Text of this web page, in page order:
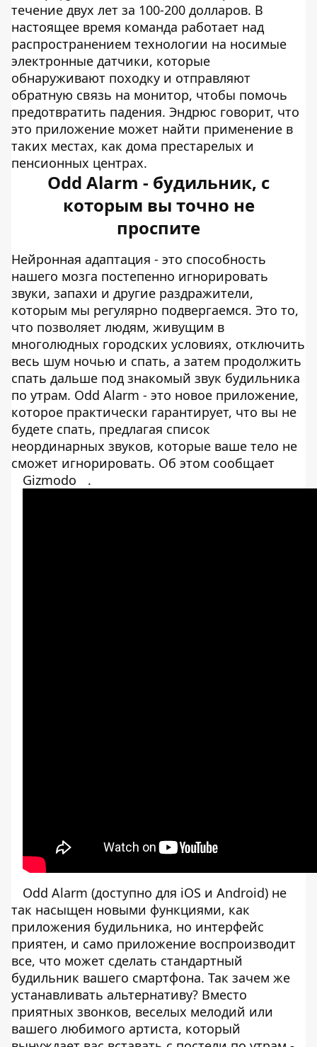
течение двух лет за 100-200 долларов. В
настоящее время команда работает над
распространением технологии на носимые
электронные датчики, которые
обнаруживают походку и отправляют
обратную связь на монитор, чтобы помочь
предотвратить падения. Эндрюс говорит, что
это приложение может найти применение в
таких местах, как дома престарелых и
пенсионных центрах.
Odd Alarm - будильник, с
которым вы точно не
проспите
Нейронная адаптация - это способность
нашего мозга постепенно игнорировать
звуки, запахи и другие раздражители,
которым мы регулярно подвергаемся. Это то,
что позволяет людям, живущим в
многолюдных городских условиях, отключить
весь шум ночью и спать, а затем продолжить
спать дальше под знакомый звук будильника
по утрам. Odd Alarm - это новое приложение,
которое практически гарантирует, что вы не
будете спать, предлагая список
неординарных звуков, которые ваше тело не
сможет игнорировать. Об этом сообщает
Gizmodo
.
Odd Alarm (доступно для iOS и Android) не
так насыщен новыми функциями, как
приложения будильника, но интерфейс
приятен, и само приложение воспроизводит
все, что может сделать стандартный
будильник вашего смартфона. Так зачем же
устанавливать альтернативу? Вместо
приятных звонков, веселых мелодий или
вашего любимого артиста, который